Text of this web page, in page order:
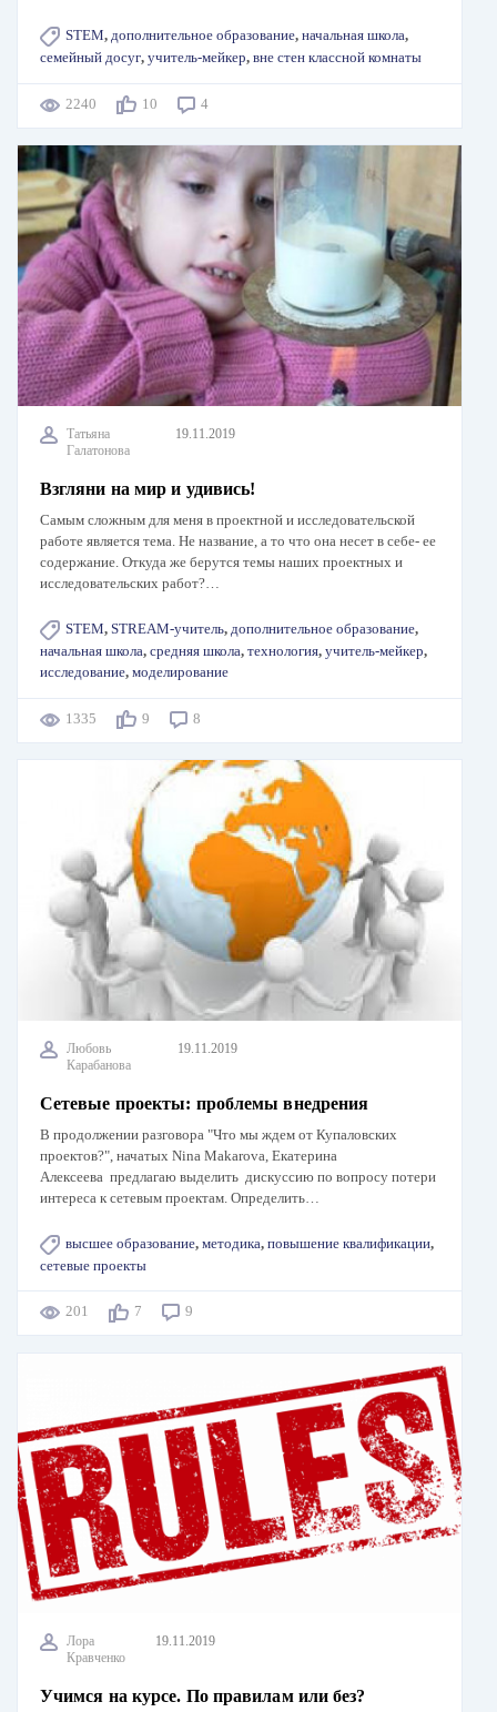
STEM, дополнительное образование, начальная школа,
семейный досуг, учитель-мейкер, вне стен классной комнаты
2240 10 4
Татьяна
Галатонова
19.11.2019
Взгляни на мир и удивись!
Самым сложным для меня в проектной и исследовательской
работе является тема. Не название, а то что она несет в себе- ее
содержание. Откуда же берутся темы наших проектных и
исследовательских работ?…
STEM, STREAM-учитель, дополнительное образование,
начальная школа, средняя школа, технология, учитель-мейкер,
исследование, моделирование
1335 9 8
Любовь
Карабанова
19.11.2019
Сетевые проекты: проблемы внедрения
В продолжении разговора "Что мы ждем от Купаловских
проектов?", начатых Nina Makarova, Екатерина
Алексеева предлагаю выделить дискуссию по вопросу потери
интереса к сетевым проектам. Определить…
высшее образование, методика, повышение квалификации,
сетевые проекты
201 7 9
Лора
Кравченко
19.11.2019
Учимся на курсе. По правилам или без?